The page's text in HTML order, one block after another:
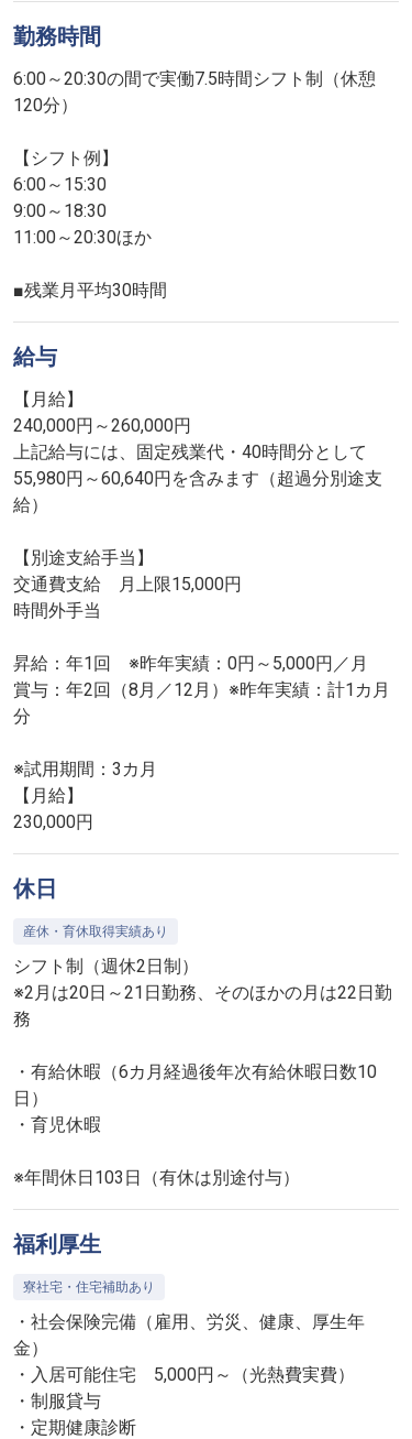
勤務時間
6:00～20:30の間で実働7.5時間シフト制（休憩
120分）
【シフト例】
6:00～15:30
9:00～18:30
11:00～20:30ほか
■残業月平均30時間
給与
【月給】
240,000円～260,000円
上記給与には、固定残業代・40時間分として
55,980円～60,640円を含みます（超過分別途支
給）
【別途支給手当】
交通費支給 月上限15,000円
時間外手当
昇給：年1回 ※昨年実績：0円～5,000円／月
賞与：年2回（8月／12月）※昨年実績：計1カ月
分
※試用期間：3カ月
【月給】
230,000円
休日
産休・育休取得実績あり
シフト制（週休2日制）
※2月は20日～21日勤務、そのほかの月は22日勤
務
・有給休暇（6カ月経過後年次有給休暇日数10
日）
・育児休暇
※年間休日103日（有休は別途付与）
福利厚生
寮社宅・住宅補助あり
・社会保険完備（雇用、労災、健康、厚生年
金）
・入居可能住宅 5,000円～（光熱費実費）
・制服貸与
・定期健康診断